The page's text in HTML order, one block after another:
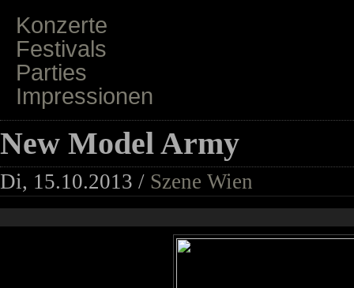
Konzerte
Festivals
Parties
Impressionen
New Model Army
Di, 15.10.2013 / Szene Wien